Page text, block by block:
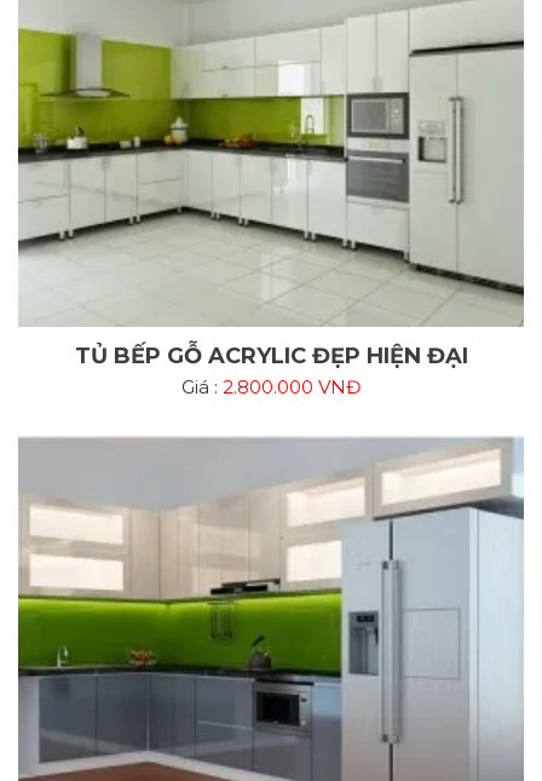
TỦ BẾP GỖ ACRYLIC ĐẸP HIỆN ĐẠI
Giá : 2.800.000 VNĐ